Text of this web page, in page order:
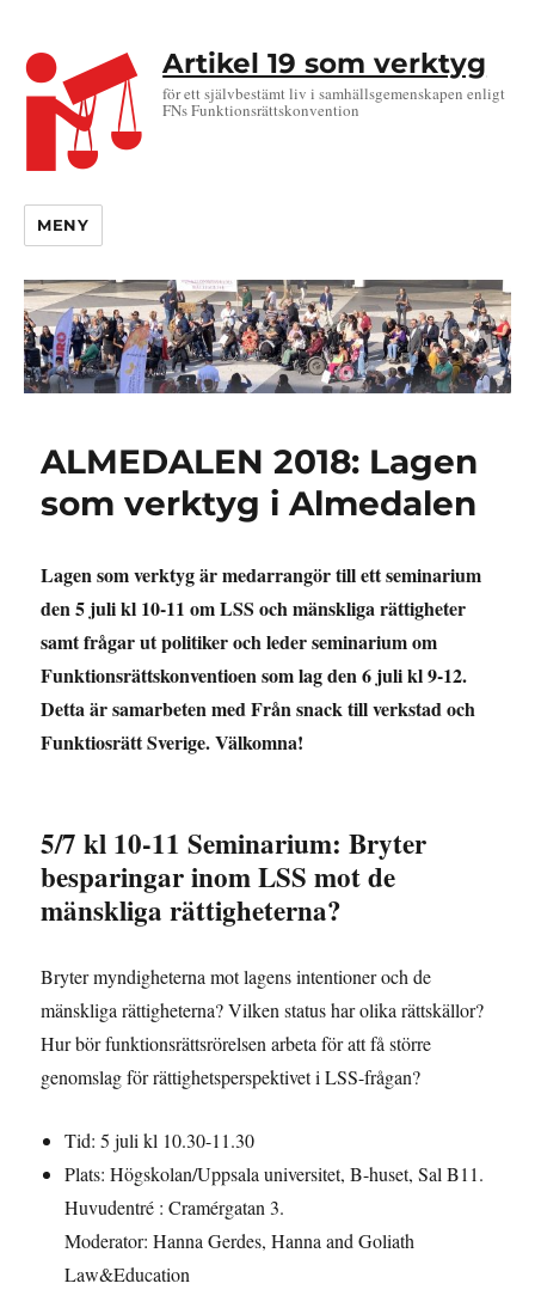
Artikel 19 som verktyg
för ett självbestämt liv i samhällsgemenskapen enligt
FNs Funktionsrättskonvention
MENY
ALMEDALEN 2018: Lagen
som verktyg i Almedalen
Lagen som verktyg är medarrangör till ett seminarium
den 5 juli kl 10-11 om LSS och mänskliga rättigheter
samt frågar ut politiker och leder seminarium om
Funktionsrättskonventioen som lag den 6 juli kl 9-12.
Detta är samarbeten med Från snack till verkstad och
Funktiosrätt Sverige. Välkomna!
5/7 kl 10-11 Seminarium: Bryter
besparingar inom LSS mot de
mänskliga rättigheterna?
Bryter myndigheterna mot lagens intentioner och de
mänskliga rättigheterna? Vilken status har olika rättskällor?
Hur bör funktionsrättsrörelsen arbeta för att få större
genomslag för rättighetsperspektivet i LSS-frågan?
Tid: 5 juli kl 10.30-11.30
Plats: Högskolan/Uppsala universitet, B-huset, Sal B11.
Huvudentré : Cramérgatan 3.
Moderator: Hanna Gerdes, Hanna and Goliath
Law&Education